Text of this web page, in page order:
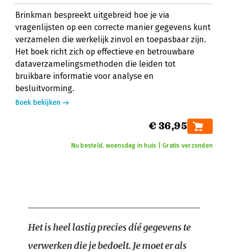
Brinkman bespreekt uitgebreid hoe je via
vragenlijsten op een correcte manier gegevens kunt
verzamelen die werkelijk zinvol en toepasbaar zijn.
Het boek richt zich op effectieve en betrouwbare
dataverzamelingsmethoden die leiden tot
bruikbare informatie voor analyse en
besluitvorming.
Boek bekijken
€ 36,95
Nu besteld, woensdag in huis | Gratis verzonden
Het is heel lastig precies díé gegevens te
verwerken die je bedoelt. Je moet er als